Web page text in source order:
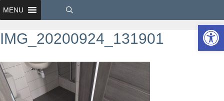
MENU
IMG_20200924_131901